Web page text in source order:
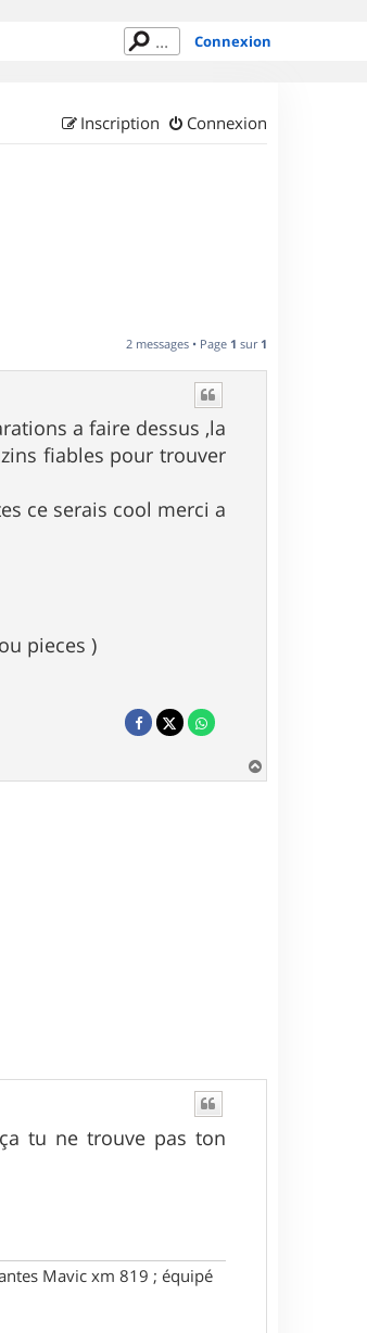
Connexion
Connexion
Inscription
2 messages • Page 1 sur 1
a faire dessus ,la
fiables pour trouver
ce serais cool merci a
pieces )
a
tu ne trouve pas ton
Mavic xm 819 ; équipé